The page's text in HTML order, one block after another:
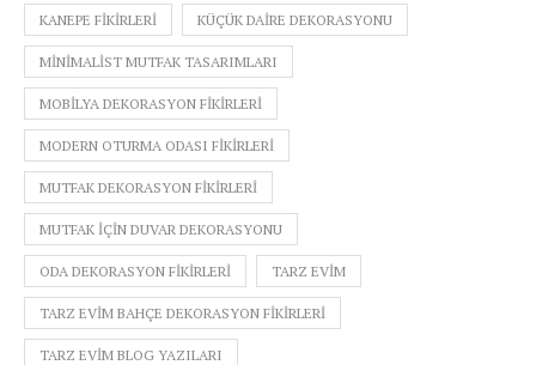
KANEPE FIKIRLERI KÜÇÜK DAIRE DEKORASYONU
MINIMALIST MUTFAK TASARIMLARI
MOBILYA DEKORASYON FIKIRLERI
MODERN OTURMA ODASI FIKIRLERI
MUTFAK DEKORASYON FIKIRLERI
MUTFAK IÇIN DUVAR DEKORASYONU
ODA DEKORASYON FIKIRLERI TARZ EVIM
TARZ EVIM BAHÇE DEKORASYON FIKIRLERI
TARZ EVIM BLOG YAZILARI